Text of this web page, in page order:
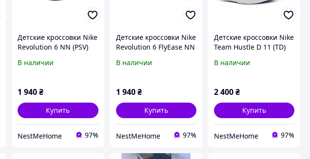
Детские кроссовки Nike
Revolution 6 NN (PSV)
В наличии
1 940₴
Купить
NestMeHome 97%
Детские кроссовки Nike
Revolution 6 FlyEase NN
В наличии
1 940 ₴
Купить
NestMeHome 97%
Детские кроссовки Nike
Team Hustle D 11 (TD)
белые
В наличии
2 400₴
Купить
NestMeHome 97%